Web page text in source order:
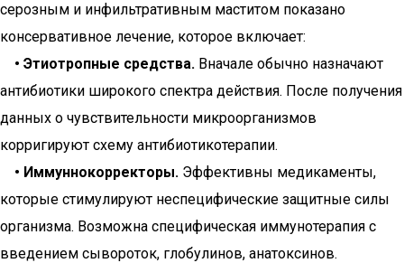
серозным и инфильтративным маститом показано
консервативное лечение, которое включает:
• Этиотропные средства. Вначале обычно назначают
антибиотики широкого спектра действия. После получения
данных о чувствительности микроорганизмов
корригируют схему антибиотикотерапии.
• Иммуннокорректоры. Эффективны медикаменты,
которые стимулируют неспецифические защитные силы
организма. Возможна специфическая иммунотерапия с
введением сывороток, глобулинов, анатоксинов.